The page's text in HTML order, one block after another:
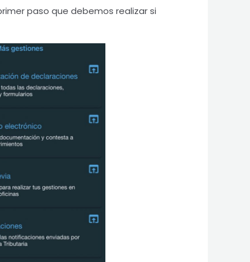
paso que debemos realizar si